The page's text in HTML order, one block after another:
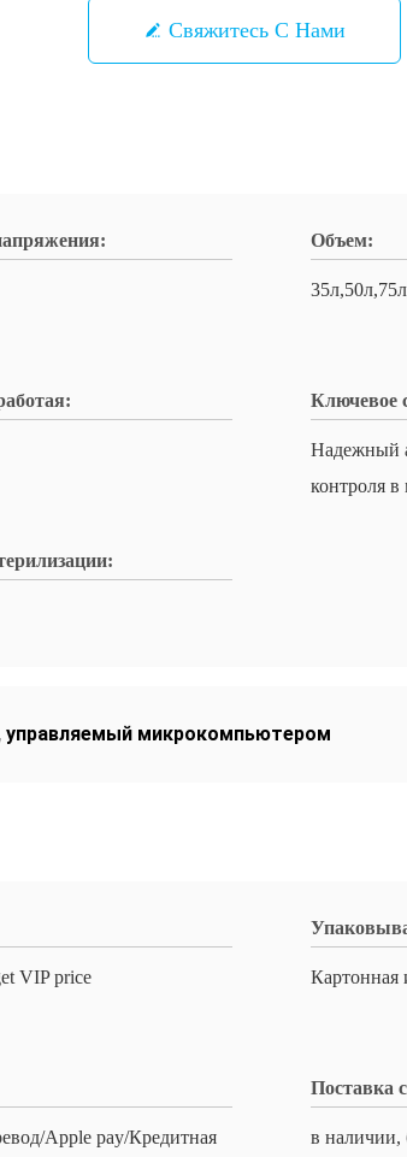
Свяжитесь С Нами
Объем:
Ключевое
Надежный
контроля
управляемый микрокомпьютером
VIP price
Картонная
Apple pay/Кредитная
Поставка
в наличии,